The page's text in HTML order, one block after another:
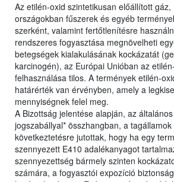
Az etilén-oxid szintetikusan előállított
országokban fűszerek és egyéb
szerként, valamint fertőtlenítésre
rendszeres fogyasztása megnövelheti
betegségek kialakulásának kockázatát
karcinogén), az Európai Unióban az
felhasználása tilos. A termények etilén-
határérték van érvényben, amely a
mennyiségnek felel meg.
A Bizottság jelentése alapján, az
jogszabállyal* összhangban, a
következtetésre jutottak, hogy ha egy
szennyezett E410 adalékanyagot
szennyezettség bármely szinten
számára, a fogyasztói expozíció